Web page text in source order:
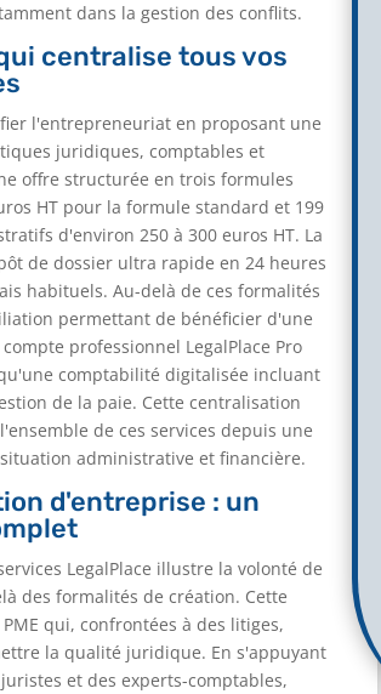
dans la gestion des conflits.
centralise tous vos
l'entrepreneuriat en proposant une
juridiques, comptables et
offre structurée en trois formules
HT pour la formule standard et 199
d'environ 250 à 300 euros HT. La
de dossier ultra rapide en 24 heures
habituels. Au-delà de ces formalités
permettant de bénéficier d'une
professionnel LegalPlace Pro
comptabilité digitalisée incluant
de la paie. Cette centralisation
de ces services depuis une
administrative et financière.
d'entreprise : un
LegalPlace illustre la volonté de
des formalités de création. Cette
qui, confrontées à des litiges,
la qualité juridique. En s'appuyant
et des experts-comptables,